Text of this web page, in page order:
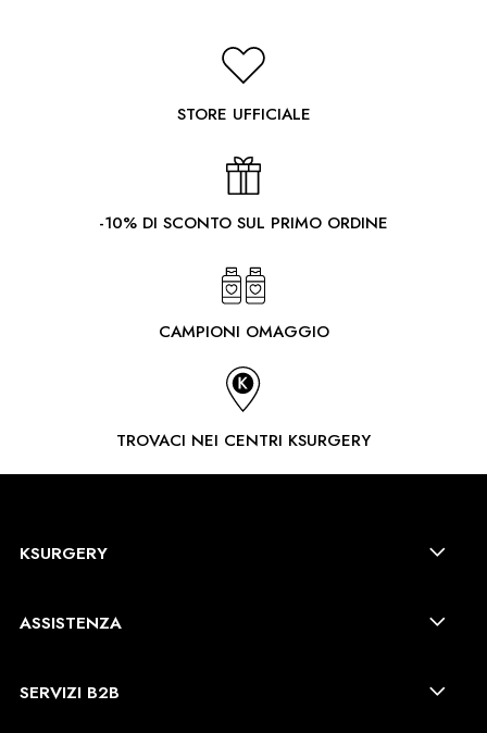
STORE UFFICIALE
-10% DI SCONTO SUL PRIMO ORDINE
CAMPIONI OMAGGIO
TROVACI NEI CENTRI KSURGERY
KSURGERY
ASSISTENZA
SERVIZI B2B